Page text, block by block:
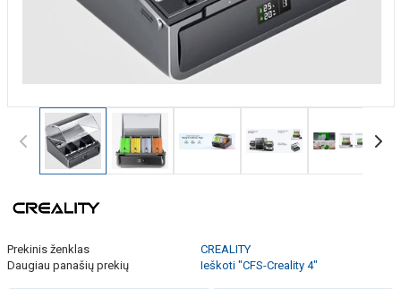
Prekinis ženklas
CREALITY
Daugiau panašių prekių
Ieškoti "CFS-Creality 4"